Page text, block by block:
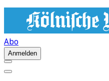
Abo
Anmelden